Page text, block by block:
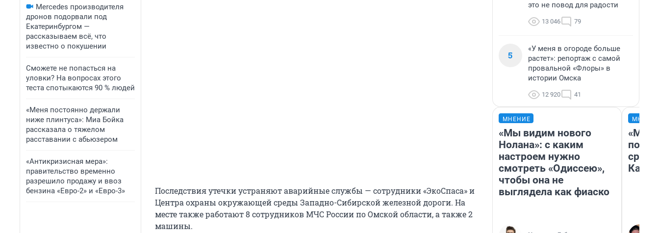
Mercedes производителя
дронов подорвали под
Екатеринбургом —
рассказываем всё, что
известно о покушении
Сможете не попасться на
уловки? На вопросах этого
теста спотыкаются 90 % людей
«Меня постоянно держали
ниже плинтуса»: Миа Бойка
рассказала о тяжелом
расставании с абьюзером
«Антикризисная мера»:
правительство временно
разрешило продажу и ввоз
бензина «Евро-2» и «Евро-3»
Последствия утечки устраняют аварийные службы — сотрудники «ЭкоСпаса» и
Центра охраны окружающей среды Западно-Сибирской железной дороги. На
месте также работают 8 сотрудников МЧС России по Омской области, а также 2
машины.
это не повод для радости
13 046 79
5
«У меня в огороде больше
растет»: репортаж с самой
провальной «Флоры» в
истории Омска
12 920 41
МНЕНИЕ
«Мы видим нового
Нолана»: с каким
настроем нужно
смотреть «Одиссею»,
чтобы она не
выглядела как фиаско